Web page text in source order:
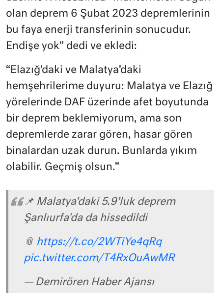
olan deprem 6 Şubat 2023 depremlerinin
bu faya enerji transferinin sonucudur.
Endişe yok” dedi ve ekledi:
“Elazığ’daki ve Malatya’daki
hemşehrilerime duyuru: Malatya ve Elazığ
yörelerinde DAF üzerinde afet boyutunda
bir deprem beklemiyorum, ama son
depremlerde zarar gören, hasar gören
binalardan uzak durun. Bunlarda yıkım
olabilir. Geçmiş olsun.”
📌 Malatya'daki 5.9'luk deprem
Şanlıurfa'da da hissedildi
📎 https://t.co/2WTiYe4qRq
pic.twitter.com/T4RxOuAwMR
— Demirören Haber Ajansı